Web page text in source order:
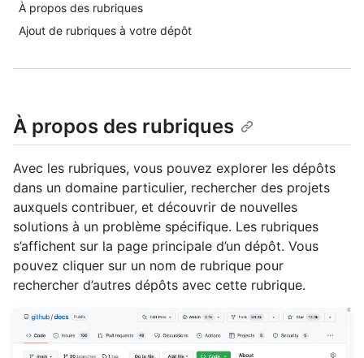
À propos des rubriques
Ajout de rubriques à votre dépôt
À propos des rubriques
Avec les rubriques, vous pouvez explorer les dépôts
dans un domaine particulier, rechercher des projets
auxquels contribuer, et découvrir de nouvelles
solutions à un problème spécifique. Les rubriques
s’affichent sur la page principale d’un dépôt. Vous
pouvez cliquer sur un nom de rubrique pour
rechercher d’autres dépôts avec cette rubrique.